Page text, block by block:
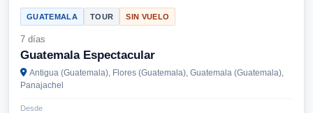
GUATEMALA TOUR SIN VUELO
7 días
Guatemala Espectacular
Antigua (Guatemala), Flores (Guatemala), Guatemala (Guatemala),
Panajachel
Desde